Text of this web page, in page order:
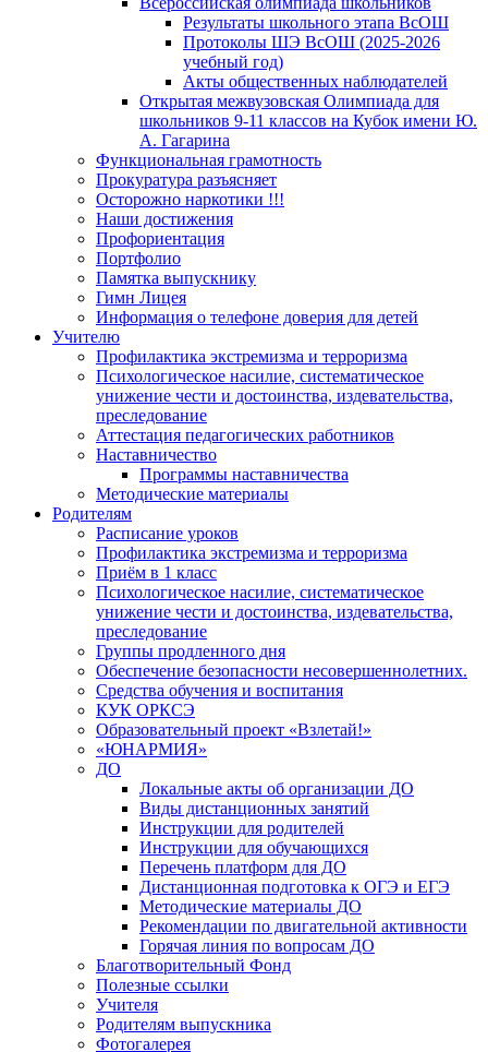
Результаты школьного этапа ВсОШ
Протоколы ШЭ ВсОШ (2025-2026
учебный год)
Акты общественных наблюдателей
Открытая межвузовская Олимпиада для
школьников 9-11 классов на Кубок имени Ю.
А. Гагарина
Функциональная грамотность
Прокуратура разъясняет
Осторожно наркотики !!!
Наши достижения
Профориентация
Портфолио
Памятка выпускнику
Гимн Лицея
Информация о телефоне доверия для детей
Учителю
Профилактика экстремизма и терроризма
Психологическое насилие, систематическое
унижение чести и достоинства, издевательства,
преследование
Аттестация педагогических работников
Наставничество
Программы наставничества
Методические материалы
Родителям
Расписание уроков
Профилактика экстремизма и терроризма
Приём в 1 класс
Психологическое насилие, систематическое
унижение чести и достоинства, издевательства,
преследование
Группы продленного дня
Обеспечение безопасности несовершеннолетних.
Средства обучения и воспитания
КУК ОРКСЭ
Образовательный проект «Взлетай!»
«ЮНАРМИЯ»
ДО
Локальные акты об организации ДО
Виды дистанционных занятий
Инструкции для родителей
Инструкции для обучающихся
Перечень платформ для ДО
Дистанционная подготовка к ОГЭ и ЕГЭ
Методические материалы ДО
Рекомендации по двигательной активности
Горячая линия по вопросам ДО
Благотворительный Фонд
Полезные ссылки
Учителя
Родителям выпускника
Фотогалерея